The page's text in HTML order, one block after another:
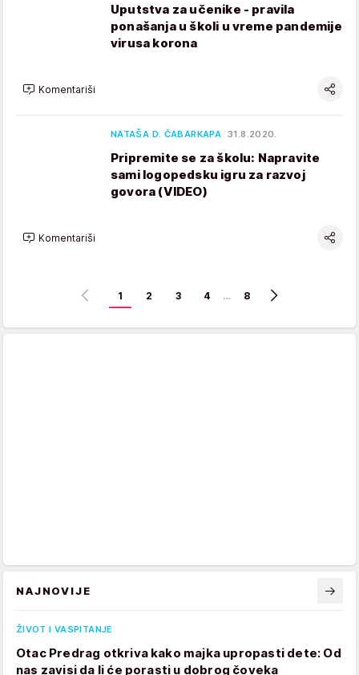
Uputstva za učenike - pravila
ponašanja u školi u vreme pandemije
virusa korona
Komentariši
NATAŠA D. ČABARKAPA 31.8.2020.
Pripremite se za školu: Napravite
sami logopedsku igru za razvoj
govora (VIDEO)
Komentariši
1 2 3 4 … 8
NAJNOVIJE
ŽIVOT I VASPITANJE
Otac Predrag otkriva kako majka upropasti dete: Od
nas zavisi da li će porasti u dobrog čoveka